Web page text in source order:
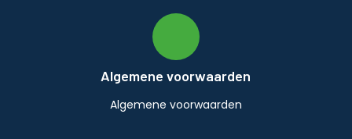
Algemene voorwaarden
Algemene voorwaarden